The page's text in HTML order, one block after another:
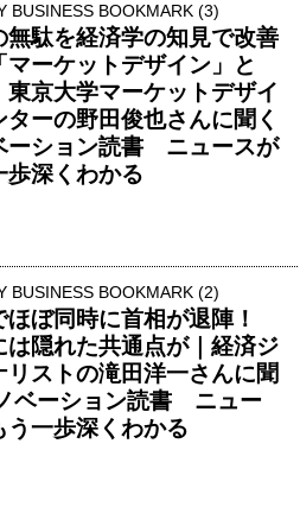
BUSINESS BOOKMARK (3)
無駄を経済学の知見で改善
マーケットデザイン」と
東京大学マーケットデザイ
ターの野田俊也さんに聞く
ーション読書 ニュースが
歩深くわかる
BUSINESS BOOKMARK (2)
ほぼ同時に首相が退陣！
は隠れた共通点が｜経済ジ
リストの滝田洋一さんに聞
ベーション読書 ニュー
う一歩深くわかる